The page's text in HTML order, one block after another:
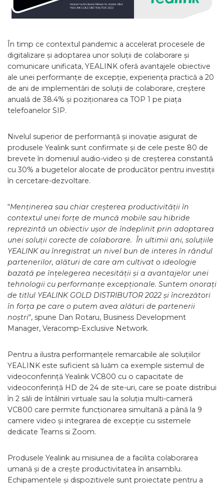
În timp ce contextul pandemic a accelerat procesele de
digitalizare și adoptarea unor soluții de colaborare și
comunicare unificata, YEALINK oferă avantajele obiective
ale unei performanțe de excepție, experiența practică a 20
de ani de implementări de soluții de colaborare, creștere
anuală de 38.4% și poziționarea ca TOP 1 pe piața
telefoanelor SIP.
Nivelul superior de performanță și inovație asigurat de
produsele Yealink sunt confirmate și de cele peste 80 de
brevete în domeniul audio-video și de creșterea constantă
cu 30% a bugetelor alocate de producător pentru investiții
în cercetare-dezvoltare.
“Menținerea sau chiar creșterea productivității în
contextul unei forțe de muncă mobile sau hibride
reprezintă un obiectiv ușor de îndeplinit prin adoptarea
unei soluții corecte de colaborare. În ultimii ani, soluțiile
YEALINK au înregistrat un nivel bun de interes în rândul
partenerilor, alături de care am cultivat o ideologie
bazată pe înțelegerea necesității și a avantajelor unei
tehnologii cu performanțe excepționale. Suntem onorați
de titlul YEALINK GOLD DISTRIBUTOR 2022 și încrezători
în forța pe care o putem avea alături de partenerii
noștri“, spune Dan Rotaru, Business Development
Manager, Veracomp-Exclusive Network.
Pentru a ilustra performanțele remarcabile ale soluțiilor
YEALINK este suficient să luăm ca exemple sistemul de
videoconferință Yealink VC800 cu o capacitate de
videoconferință HD de 24 de site-uri, care se poate distribui
în 2 săli de întâlniri virtuale sau la soluția multi-cameră
VC800 care permite funcționarea simultană a până la 9
camere video și integrarea de excepție cu sistemele
dedicate Teams si Zoom.
Produsele Yealink au misiunea de a facilita colaborarea
umană și de a crește productivitatea în ansamblu.
Echipamentele și dispozitivele sunt proiectate pentru a